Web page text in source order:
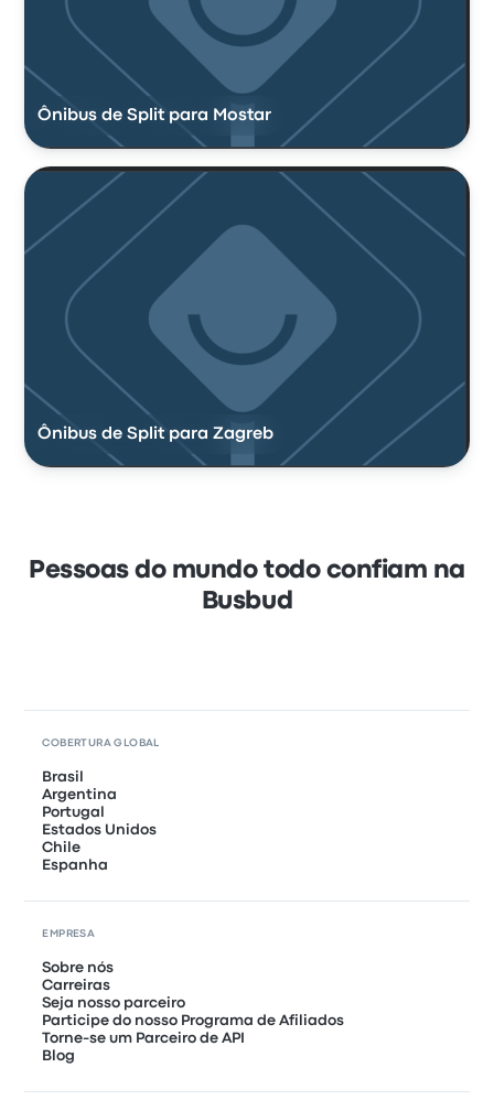
Ônibus de Split para Mostar
Ônibus de Split para Zagreb
Pessoas do mundo todo confiam na
Busbud
COBERTURA GLOBAL
Brasil
Argentina
Portugal
Estados Unidos
Chile
Espanha
EMPRESA
Sobre nós
Carreiras
Seja nosso parceiro
Participe do nosso Programa de Afiliados
Torne-se um Parceiro de API
Blog